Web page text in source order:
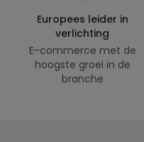
Europees leider in
verlichting
E-commerce met de
hoogste groei in de
branche